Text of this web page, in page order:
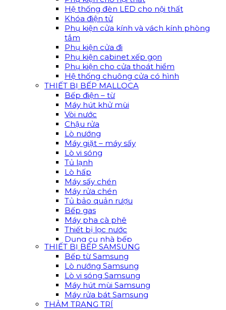
Hệ thống đèn LED cho nội thất
Khóa điện tử
Phụ kiện cửa kính và vách kính phòng
tắm
Phụ kiện cửa đi
Phụ kiện cabinet xếp gọn
Phụ kiện cho cửa thoát hiểm
Hệ thống chuông cửa có hình
THIẾT BỊ BẾP MALLOCA
Bếp điện – từ
Máy hút khử mùi
Vòi nước
Chậu rửa
Lò nướng
Máy giặt – máy sấy
Lò vi sóng
Tủ lạnh
Lò hấp
Máy sấy chén
Máy rửa chén
Tủ bảo quản rượu
Bếp gas
Máy pha cà phê
Thiết bị lọc nước
Dụng cụ nhà bếp
THIẾT BỊ BẾP SAMSUNG
Bếp từ Samsung
Lò nướng Samsung
Lò vi sóng Samsung
Máy hút mùi Samsung
Máy rửa bát Samsung
THẢM TRANG TRÍ